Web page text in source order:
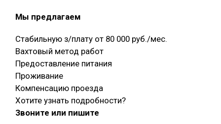
Мы предлагаем
Стабильную з/плату от 80 000 руб./мес.
Вахтовый метод работ
Предоставление питания
Проживание
Компенсацию проезда
Хотите узнать подробности?
Звоните или пишите